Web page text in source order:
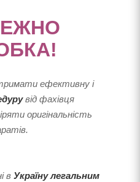
ефективну і
від фахівця
оригінальність
в Україну легальним